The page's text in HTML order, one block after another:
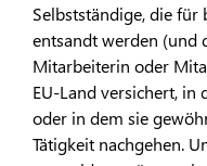
Selbstständige, die für
entsandt werden (und
Mitarbeiterin oder
EU-Land versichert, in
oder in dem sie
Tätigkeit nachgehen.